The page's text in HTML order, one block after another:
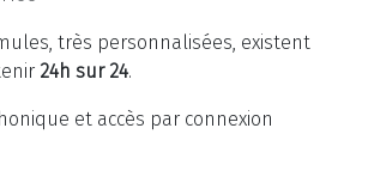
très personnalisées, existent
24h sur 24.
et accès par connexion